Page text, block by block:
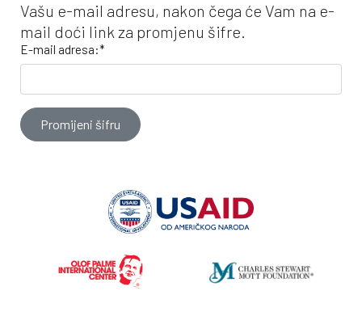
Vašu e-mail adresu, nakon čega će Vam na e-
mail doći link za promjenu šifre.
E-mail adresa:*
Promijeni šifru